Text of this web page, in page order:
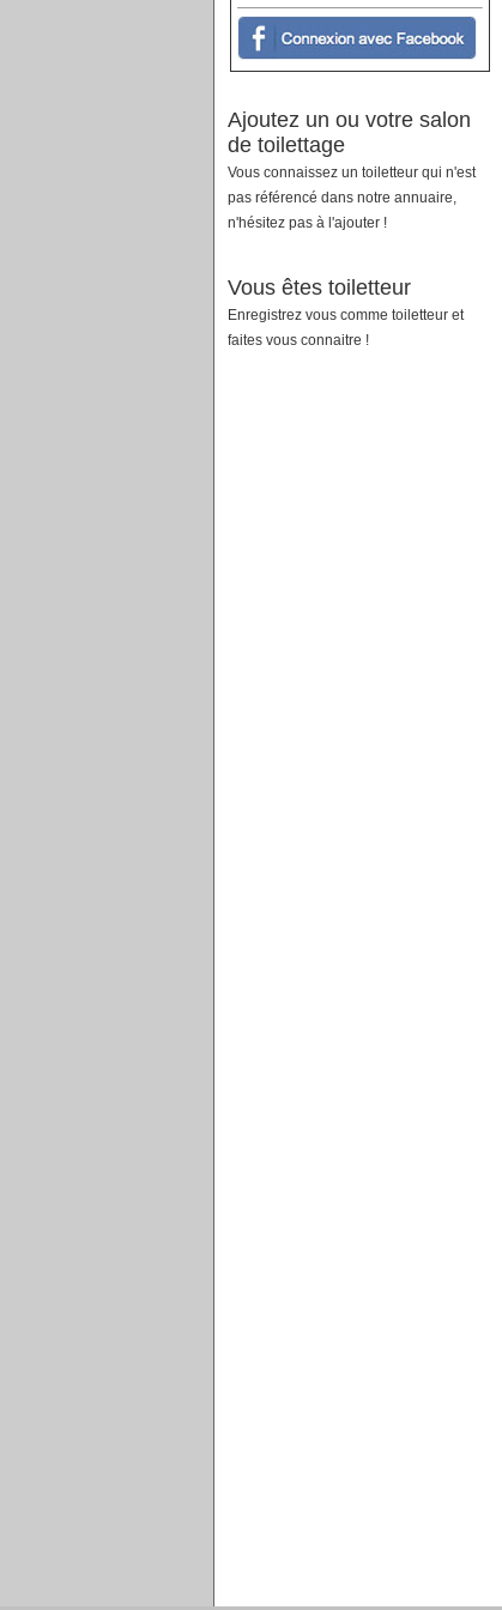
Ajoutez un ou votre salon
de toilettage
Vous connaissez un toiletteur qui n'est
pas référencé dans notre annuaire,
n'hésitez pas à l'ajouter !
Vous êtes toiletteur
Enregistrez vous comme toiletteur et
faites vous connaitre !